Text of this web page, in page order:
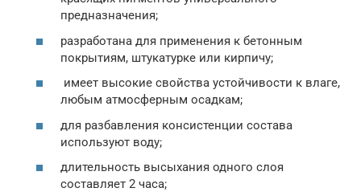
предназначения;
разработана для применения к бетонным
покрытиям, штукатурке или кирпичу;
имеет высокие свойства устойчивости к влаге,
любым атмосферным осадкам;
для разбавления консистенции состава
используют воду;
длительность высыхания одного слоя
составляет 2 часа;